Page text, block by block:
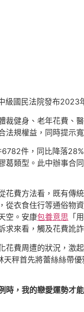
級國民法院發布2023
健身、老年花費、
規權益，同時提示
件，同比降落
類型。此中辦事合
費方法看，既有傳
衣食住行等通俗物
空。安康包養意思 「
來看，觸及花費訛
費周遭的狀況，激
秤首先將蕾絲絲帶
，我的戀愛運勢才